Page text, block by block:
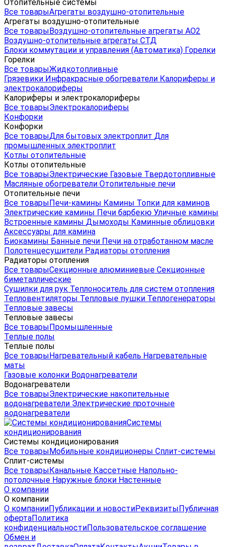
Отопительные системы
Все товарыАгрегаты воздушно-отопительные
Агрегаты воздушно-отопительные
Все товарыВоздушно-отопительные агрегаты АО2
Воздушно-отопительные агрегаты СТД
Блоки коммутации и управления (Автоматика) Горелки
Горелки
Все товарыЖидкотопливные
Грязевики Инфракрасные обогреватели Калориферы и
электрокалориферы
Калориферы и электрокалориферы
Все товарыЭлектрокалориферы
Конфорки
Конфорки
Все товарыДля бытовых электроплит Для
промышленных электроплит
Котлы отопительные
Котлы отопительные
Все товарыЭлектрические Газовые Твердотопливные
Масляные обогреватели Отопительные печи
Отопительные печи
Все товарыПечи-камины Камины Топки для каминов
Электрические камины Печи барбекю Уличные камины
Встроенные камины Дымоходы Каминные облицовки
Аксессуары для камина
Биокамины Банные печи Печи на отработанном масле
Полотенцесушители Радиаторы отопления
Радиаторы отопления
Все товарыСекционные алюминиевые Секционные
биметаллические
Сушилки для рук Теплоноситель для систем отопления
Тепловентиляторы Тепловые пушки Теплогенераторы
Тепловые завесы
Тепловые завесы
Все товарыПромышленные
Теплые полы
Теплые полы
Все товарыНагревательный кабель Нагревательные
маты
Газовые колонки Водонагреватели
Водонагреватели
Все товарыЭлектрические накопительные
водонагреватели Электрические проточные
водонагреватели
Системы
кондиционирования
Системы кондиционирования
Все товарыМобильные кондиционеры Сплит-системы
Сплит-системы
Все товарыКанальные Кассетные Напольно-
потолочные Наружные блоки Настенные
О компании
О компании
О компанииПубликации и новостиРеквизитыПубличная
офертаПолитика
конфиденциальностиПользовательское соглашение
Обмен и